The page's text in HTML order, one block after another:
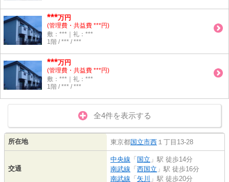
***万円
(管理費・共益費 ***円)
敷：***｜礼：***
1階 / *** / ***
***万円
(管理費・共益費 ***円)
敷：***｜礼：***
1階 / *** / ***
全4件を表示する
所在地 東京都国立市西 １丁目13-28
交通
中央線 「 国立 」駅 徒歩14分
南武線 「 西国立 」駅 徒歩16分
南武線 「 矢川 」駅 徒歩20分